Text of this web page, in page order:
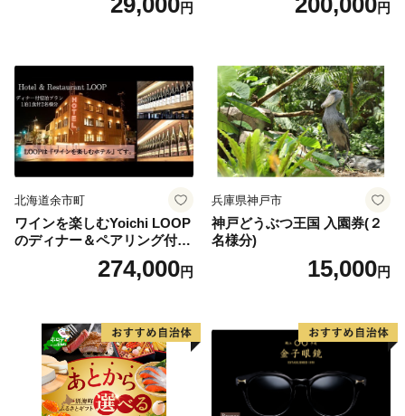
りばすぐ 石川県 小松市
円 円
北海道余市町
ワインを楽しむYoichi LOOP
のディナー＆ペアリング付宿
泊プラン＜デラックスツイン
274,000円
兵庫県神戸市
神戸どうぶつ王国 入園券(２
名様分)
15,000円